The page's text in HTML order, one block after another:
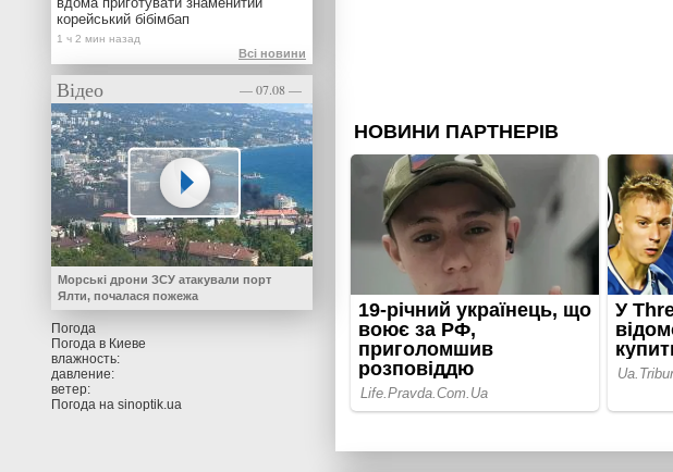
корейський бібімбап
Всі новини
Відео — 07.08 —
Морські дрони ЗСУ атакували порт
Ялти, почалася пожежа
Погода
Погода в Киеве
влажность:
давление:
ветер:
Погода на sinoptik.ua